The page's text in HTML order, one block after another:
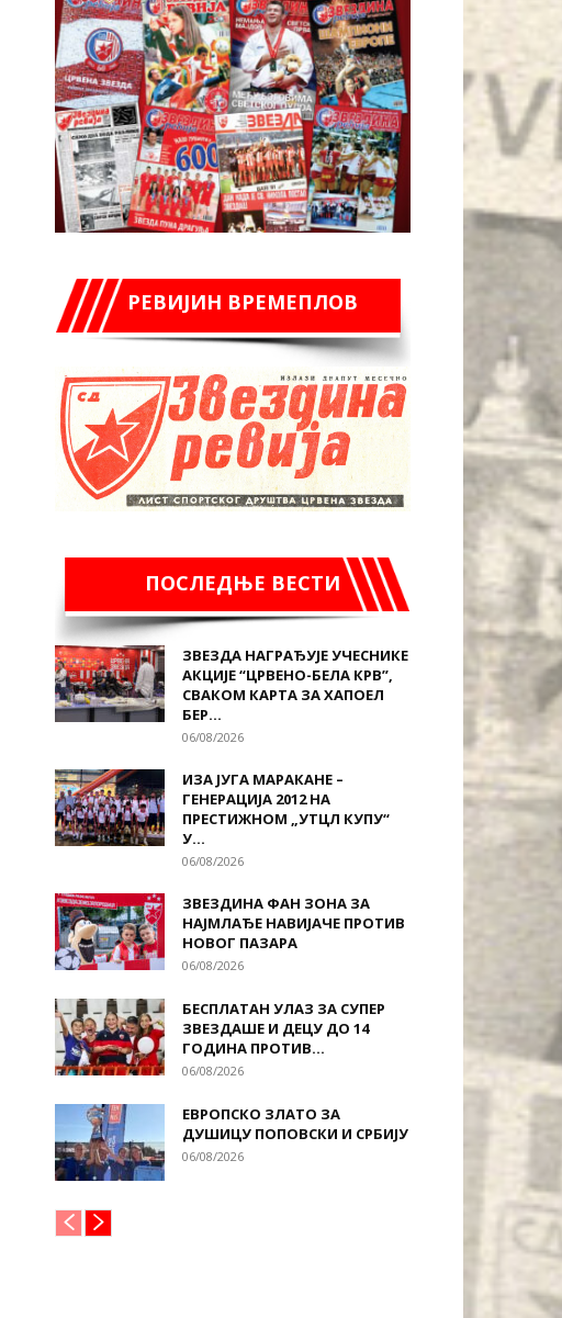
РЕВИЈИН ВРЕМЕПЛОВ
ПОСЛЕДЊЕ ВЕСТИ
ЗВЕЗДА НАГРАЂУЈЕ УЧЕСНИКЕ
АКЦИЈЕ “ЦРВЕНО-БЕЛА КРВ”,
СВАКОМ КАРТА ЗА ХАПОЕЛ
БЕР...
06/08/2026
ИЗА ЈУГА МАРАКАНЕ –
ГЕНЕРАЦИЈА 2012 НА
ПРЕСТИЖНОМ „УТЦЛ КУПУ“
У...
06/08/2026
ЗВЕЗДИНА ФАН ЗОНА ЗА
НАЈМЛАЂЕ НАВИЈАЧЕ ПРОТИВ
НОВОГ ПАЗАРА
06/08/2026
БЕСПЛАТАН УЛАЗ ЗА СУПЕР
ЗВЕЗДАШЕ И ДЕЦУ ДО 14
ГОДИНА ПРОТИВ...
06/08/2026
ЕВРОПСКО ЗЛАТО ЗА
ДУШИЦУ ПОПОВСКИ И СРБИЈУ
06/08/2026